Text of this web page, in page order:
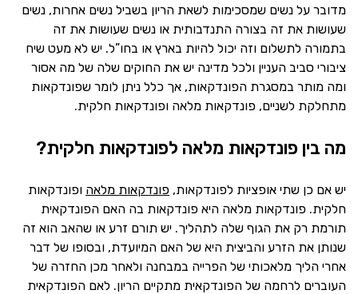
מדובר על נשים שמסכימות לשאת הריון בשביל נשים אחרות, נשים
שעושות את זה בצורה התנדבותית או נשים שעושות את זה
בתמורה לתשלום וזה יכול להיות בארץ או בחו”ל. יש לא מעט שיח
ציבורי סביב העניין ולכל מדינה יש את החוקים שלה של מה אסור
ומה מותר במסגרת הפונדקאות, אך כלל ניתן לומר שפונדקאות
מתחלקת לשניים, פונדקאות מלאה ופונדקאות חלקית.
מה בין פונדקאות מלאה לפונדקאות חלקית?
יש אם כן שתי אופציות לפונדקאות, פונדקאות מלאה ופונדקאות
חלקית. פונדקאות מלאה היא פונדקאות בה האם הפונדקאית
תורמת רק את הגוף שלה לתהליך. יש תורם זרע או שהאב הוא זה
שנותן את הזרע והביצית היא של האם המיועדת, ובסופו של דבר
אחרי הליך מלאכותי של הפרייה במבחנה ולאחר מכן החזרה של
העוברים לרחמה של הפונדקאית מתקיים הריון. לאם הפונדקאית